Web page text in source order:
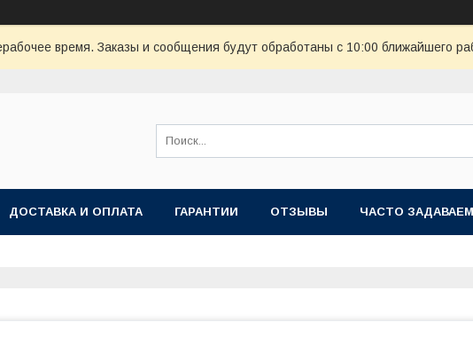
время. Заказы и сообщения будут обработаны с 10:00 ближайшего
ДОСТАВКА И ОПЛАТА ГАРАНТИИ ОТЗЫВЫ ЧАСТО